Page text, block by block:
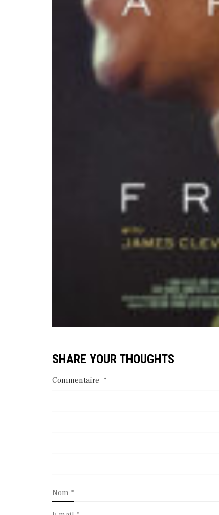
SHARE YOUR THOUGHTS
Commentaire *
Nom *